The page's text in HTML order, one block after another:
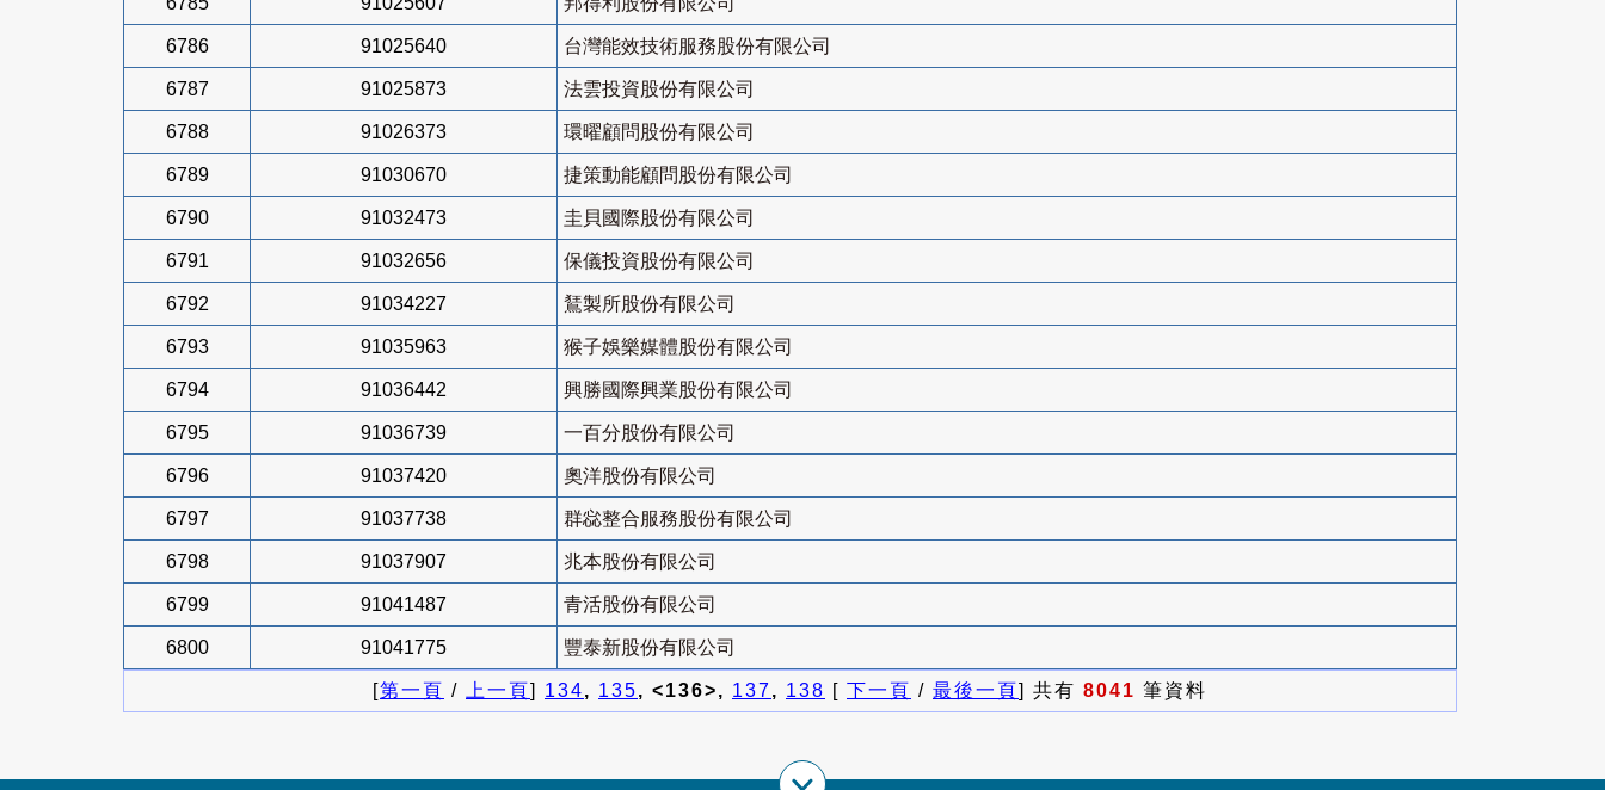
6786 91025640 台灣能效技術服務股份有限公司
6787 91025873 法雲投資股份有限公司
6788 91026373 環曜顧問股份有限公司
6789 91030670 捷策動能顧問股份有限公司
6790 91032473 圭貝國際股份有限公司
6791 91032656 保儀投資股份有限公司
6792 91034227 鵟製所股份有限公司
6793 91035963 猴子娛樂媒體股份有限公司
6794 91036442 興勝國際興業股份有限公司
6795 91036739 一百分股份有限公司
6796 91037420 奧洋股份有限公司
6797 91037738 群惢整合服務股份有限公司
6798 91037907 兆本股份有限公司
6799 91041487 青活股份有限公司
6800 91041775 豐泰新股份有限公司
[第一頁 / 上一頁] 134, 135, <136>, 137, 138 [ 下一頁 / 最後一頁] 共有 8041 筆資料